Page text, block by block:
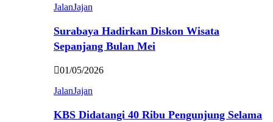
JalanJajan
Surabaya Hadirkan Diskon Wisata
Sepanjang Bulan Mei
01/05/2026
JalanJajan
KBS Didatangi 40 Ribu Pengunjung Selama